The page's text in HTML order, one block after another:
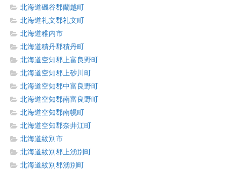
北海道磯谷郡蘭越町
北海道礼文郡礼文町
北海道稚内市
北海道積丹郡積丹町
北海道空知郡上富良野町
北海道空知郡上砂川町
北海道空知郡中富良野町
北海道空知郡南富良野町
北海道空知郡南幌町
北海道空知郡奈井江町
北海道紋別市
北海道紋別郡上湧別町
北海道紋別郡湧別町